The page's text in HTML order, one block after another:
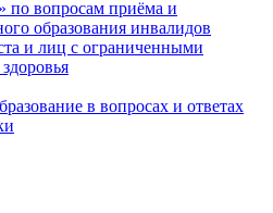
по вопросам приёма и
образования инвалидов
и лиц с ограниченными
в вопросах и ответах